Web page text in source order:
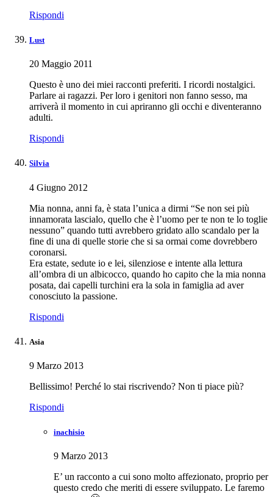
Rispondi
Lust
20 Maggio 2011
Questo è uno dei miei racconti preferiti. I ricordi nostalgici.
Parlare ai ragazzi. Per loro i genitori non fanno sesso, ma
arriverà il momento in cui apriranno gli occhi e diventeranno
adulti.
Rispondi
Silvia
4 Giugno 2012
Mia nonna, anni fa, è stata l’unica a dirmi “Se non sei più
innamorata lascialo, quello che è l’uomo per te non te lo toglie
nessuno” quando tutti avrebbero gridato allo scandalo per la
fine di una di quelle storie che si sa ormai come dovrebbero
coronarsi.
Era estate, sedute io e lei, silenziose e intente alla lettura
all’ombra di un albicocco, quando ho capito che la mia nonna
posata, dai capelli turchini era la sola in famiglia ad aver
conosciuto la passione.
Rispondi
Asia
9 Marzo 2013
Bellissimo! Perché lo stai riscrivendo? Non ti piace più?
Rispondi
inachisio
9 Marzo 2013
E’ un racconto a cui sono molto affezionato, proprio per
questo credo che meriti di essere sviluppato. Le faremo